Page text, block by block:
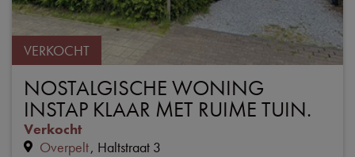
VERKOCHT
NOSTALGISCHE WONING
INSTAP KLAAR MET RUIME TUIN.
Verkocht
Overpelt Haltstraat 3